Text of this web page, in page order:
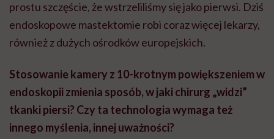
prostu szczęście, że wstrzeliliśmy się jako pierwsi. Dziś
endoskopowe mastektomie robi coraz więcej lekarzy,
również z dużych ośrodków europejskich.
Stosowanie kamery z 10-krotnym powiększeniem w
endoskopii zmienia sposób, w jaki chirurg „widzi”
tkanki piersi? Czy ta technologia wymaga też
innego myślenia, innej uważności?